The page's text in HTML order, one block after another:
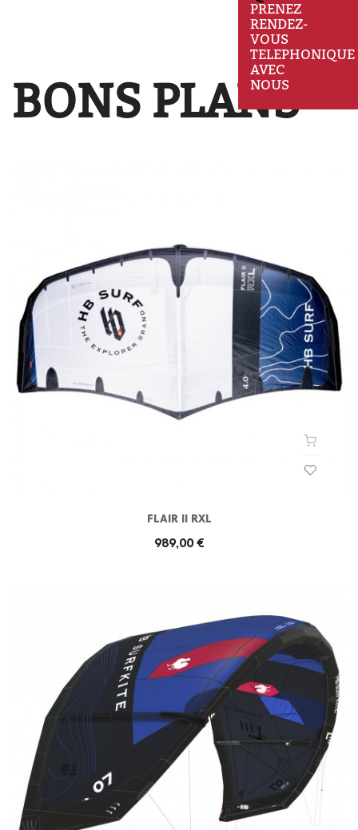
PRENEZ
RENDEZ-
VOUS
TELEPHONIQUE
AVEC
NOUS
BONS PLANS
FLAIR II RXL
989,00 €